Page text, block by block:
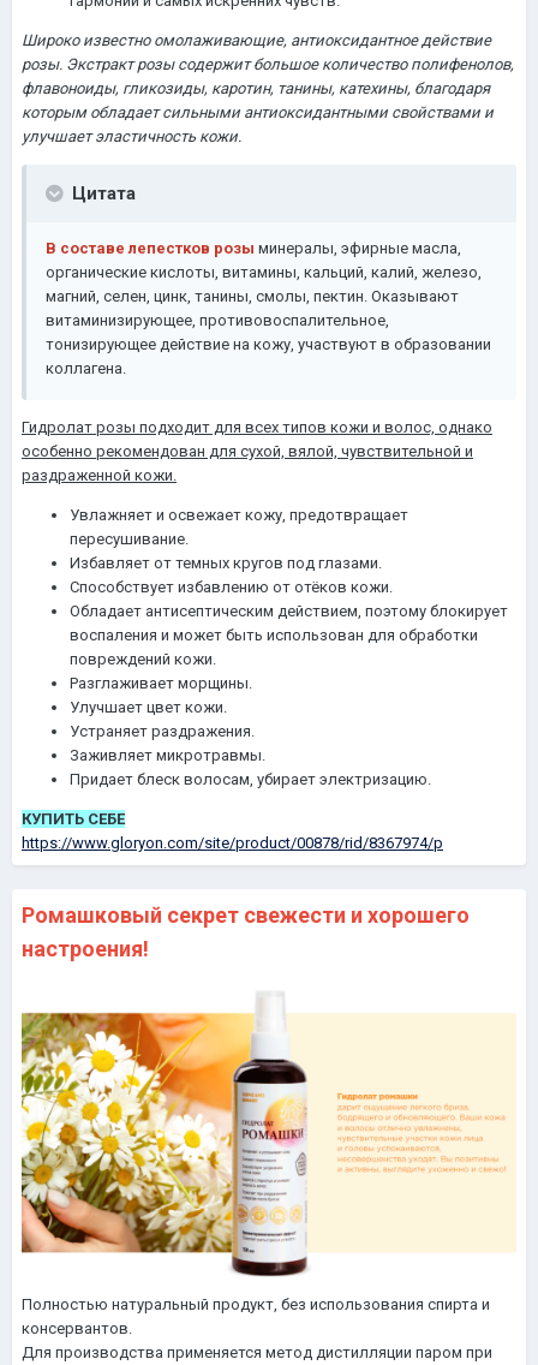
Широко известно омолаживающие, антиоксидантное действие
розы. Экстракт розы содержит большое количество полифенолов,
флавоноиды, гликозиды, каротин, танины, катехины, благодаря
которым обладает сильными антиоксидантными свойствами и
улучшает эластичность кожи.
Цитата
В составе лепестков розы минералы, эфирные масла,
органические кислоты, витамины, кальций, калий, железо,
магний, селен, цинк, танины, смолы, пектин. Оказывают
витаминизирующее, противовоспалительное,
тонизирующее действие на кожу, участвуют в образовании
коллагена.
Гидролат розы подходит для всех типов кожи и волос, однако
особенно рекомендован для сухой, вялой, чувствительной и
раздраженной кожи.
Увлажняет и освежает кожу, предотвращает
пересушивание.
Избавляет от темных кругов под глазами.
Способствует избавлению от отёков кожи.
Обладает антисептическим действием, поэтому блокирует
воспаления и может быть использован для обработки
повреждений кожи.
Разглаживает морщины.
Улучшает цвет кожи.
Устраняет раздражения.
Заживляет микротравмы.
Придает блеск волосам, убирает электризацию.
КУПИТЬ СЕБЕ
https://www.gloryon.com/site/product/00878/rid/8367974/p
Ромашковый секрет свежести и хорошего
настроения!
Полностью натуральный продукт, без использования спирта и
консервантов.
Для производства применяется метод дистилляции паром при